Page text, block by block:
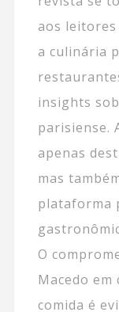
aos
a culinária
insights
parisiense.
apenas
mas
plataforma
O
Macedo
comida é